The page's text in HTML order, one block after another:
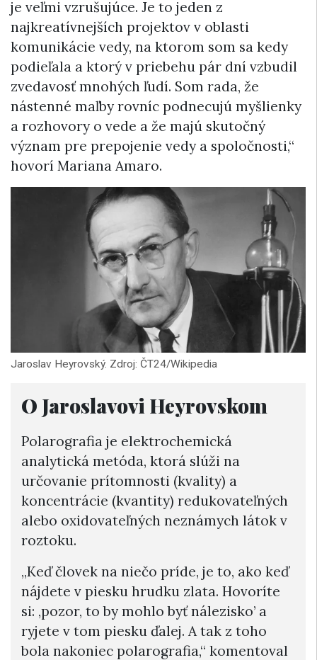
je veľmi vzrušujúce. Je to jeden z
najkreatívnejších projektov v oblasti
komunikácie vedy, na ktorom som sa kedy
podieľala a ktorý v priebehu pár dní vzbudil
zvedavosť mnohých ľudí. Som rada, že
nástenné maľby rovníc podnecujú myšlienky
a rozhovory o vede a že majú skutočný
význam pre prepojenie vedy a spoločnosti,“
hovorí Mariana Amaro.
Jaroslav Heyrovský. Zdroj: ČT24/Wikipedia
O Jaroslavovi Heyrovskom
Polarografia je elektrochemická
analytická metóda, ktorá slúži na
určovanie prítomnosti (kvality) a
koncentrácie (kvantity) redukovateľných
alebo oxidovateľných neznámych látok v
roztoku.
„Keď človek na niečo príde, je to, ako keď
nájdete v piesku hrudku zlata. Hovoríte
si: ‚pozor, to by mohlo byť nálezisko’ a
ryjete v tom piesku ďalej. A tak z toho
bola nakoniec polarografia,“ komentoval